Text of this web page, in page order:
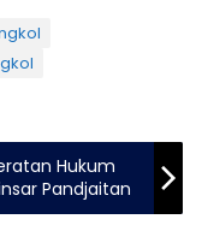
Hukum
Pandjaitan